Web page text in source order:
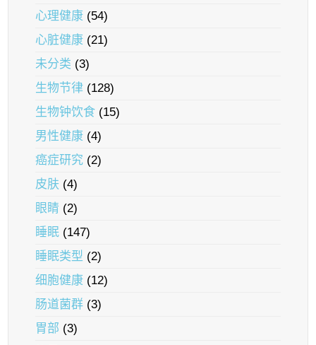
心理健康 (54)
心脏健康 (21)
未分类 (3)
生物节律 (128)
生物钟饮食 (15)
男性健康 (4)
癌症研究 (2)
皮肤 (4)
眼睛 (2)
睡眠 (147)
睡眠类型 (2)
细胞健康 (12)
肠道菌群 (3)
胃部 (3)